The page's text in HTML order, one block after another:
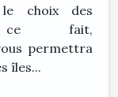
choix des
ce fait,
permettra
îles...